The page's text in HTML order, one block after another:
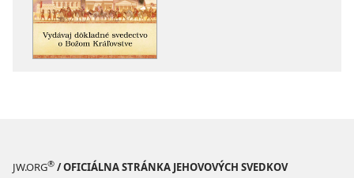
JW.ORG® / OFICIÁLNA STRÁNKA JEHOVOVÝCH SVEDKOV